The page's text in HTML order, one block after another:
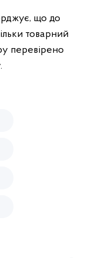
що до
товарний
перевірено